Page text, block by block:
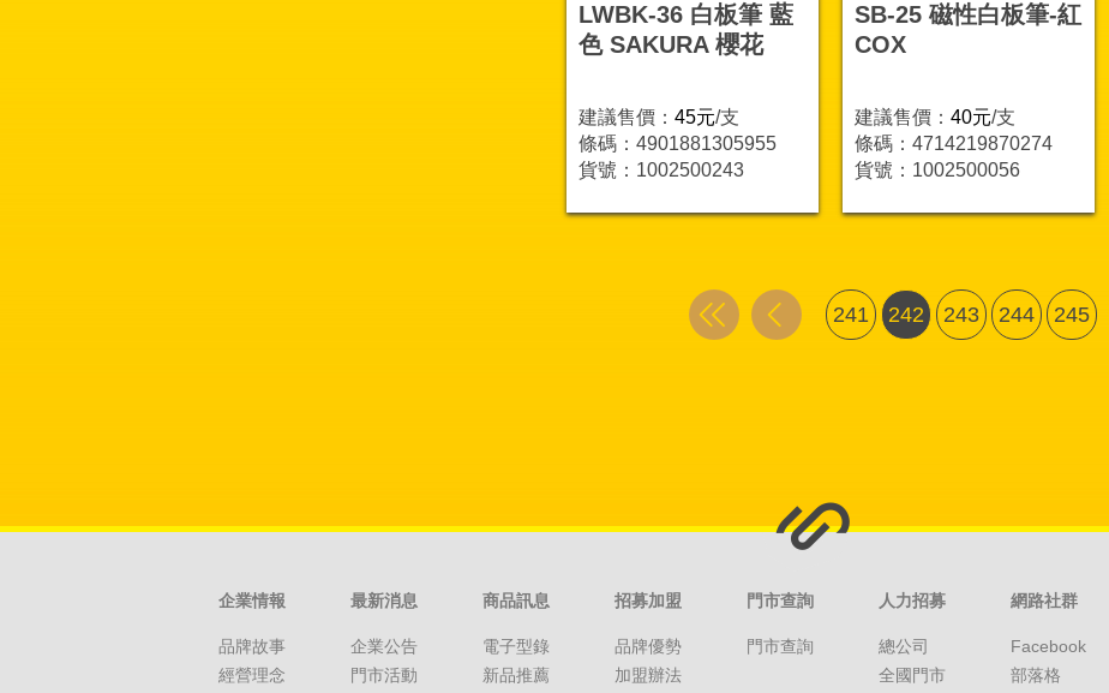
LWBK-36 白板筆 藍
色 SAKURA 櫻花
建議售價： 45元/支
條碼：4901881305955
貨號：1002500243
SB-25 磁性白板筆-紅
COX
建議售價： 40元/支
條碼：4714219870274
貨號：1002500056
241 242 243 244 245
企業情報
品牌故事
經營理念
最新消息
企業公告
門市活動
商品訊息
電子型錄
新品推薦
招募加盟
品牌優勢
加盟辦法
門市查詢
門市查詢
人力招募
總公司
全國門市
網路社群
Facebook
部落格